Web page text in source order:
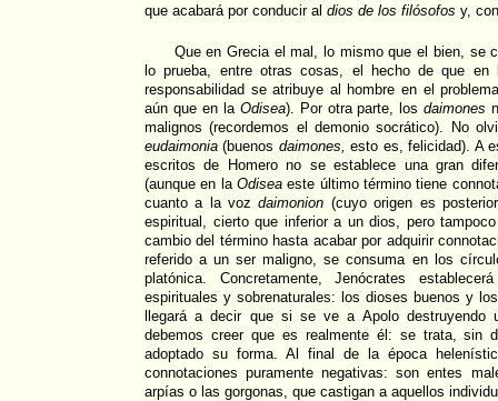
que acabará por conducir al dios de los filósofos y,
Que en Grecia el mal, lo mismo que el bien, se
lo prueba, entre otras cosas, el hecho de que en
responsabilidad se atribuye al hombre en el
aún que en la Odisea). Por otra parte, losdaimones
malignos (recordemos el demonio socrático). No
eudaimonia (buenos daimones, esto es, felicidad). A
escritos de Homero no se establece una gran
(aunque en la Odisea este último término tiene
cuanto a la vozdaimonion (cuyo origen es
espiritual, cierto que inferior a un dios, pero
cambio del término hasta acabar por adquirir
referido a un ser maligno, se consuma en los
platónica. Concretamente, Jenócrates
espirituales y sobrenaturales: los dioses buenos y
llegará a decir que si se ve a Apolo destruyendo
debemos creer que es realmente él: se trata, sin
adoptado su forma. Al final de la época
connotaciones puramente negativas: son entes
arpías o las gorgonas, que castigan a aquellos